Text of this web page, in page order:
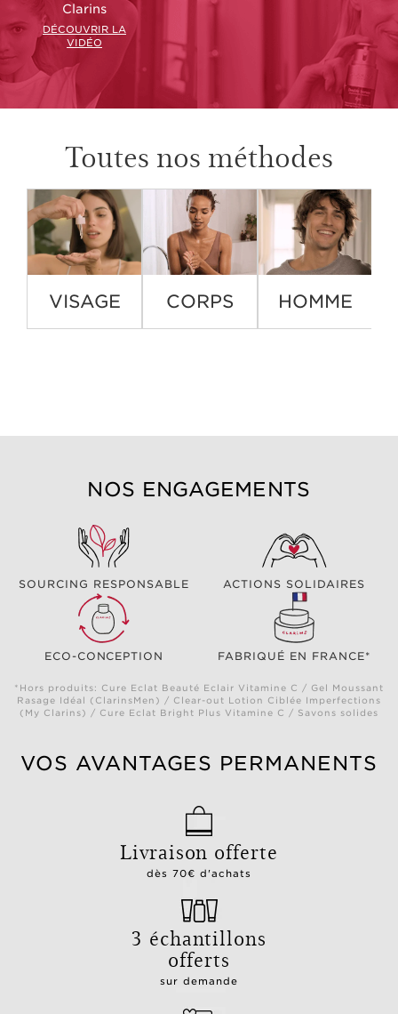
Clarins
DÉCOUVRIR LA
VIDÉO
Toutes nos méthodes
VISAGE CORPS HOMME
NOS ENGAGEMENTS
SOURCING RESPONSABLE ACTIONS SOLIDAIRES
ECO-CONCEPTION FABRIQUÉ EN FRANCE*
*Hors produits: Cure Eclat Beauté Eclair Vitamine C / Gel Moussant
Rasage Idéal (ClarinsMen) / Clear-out Lotion Ciblée Imperfections
(My Clarins) / Cure Eclat Bright Plus Vitamine C / Savons solides
VOS AVANTAGES PERMANENTS
Livraison offerte
dès 70€ d'achats
3 échantillons
offerts
sur demande